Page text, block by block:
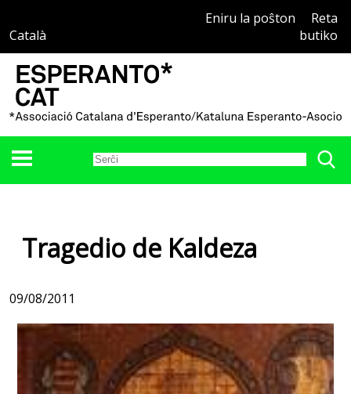
Català
Eniru la poŝton
Reta
butiko
Tragedio de Kaldeza
09/08/2011